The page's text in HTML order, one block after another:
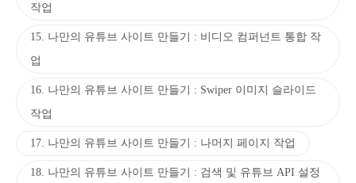
작업
15. 나만의 유튜브 사이트 만들기 : 비디오 컴퍼넌트 통합 작
업
16. 나만의 유튜브 사이트 만들기 : Swiper 이미지 슬라이드
작업
17. 나만의 유튜브 사이트 만들기 : 나머지 페이지 작업
18. 나만의 유튜브 사이트 만들기 : 검색 및 유튜브 API 설정